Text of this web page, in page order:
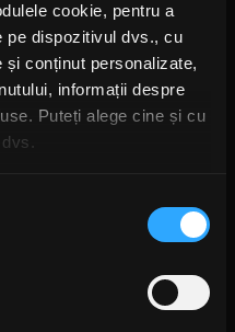
cookie, pentru a
pe dispozitivul dvs., cu
conținut personalizate,
informații despre
Puteți alege cine și cu
cu privire la locația dvs.
scanândul-l în mod
(amprentare)
fost la Gala „Constelații
seara metal
MARINESCU
13 SEPTEMBRIE 2023
fost la Gala „Constelații